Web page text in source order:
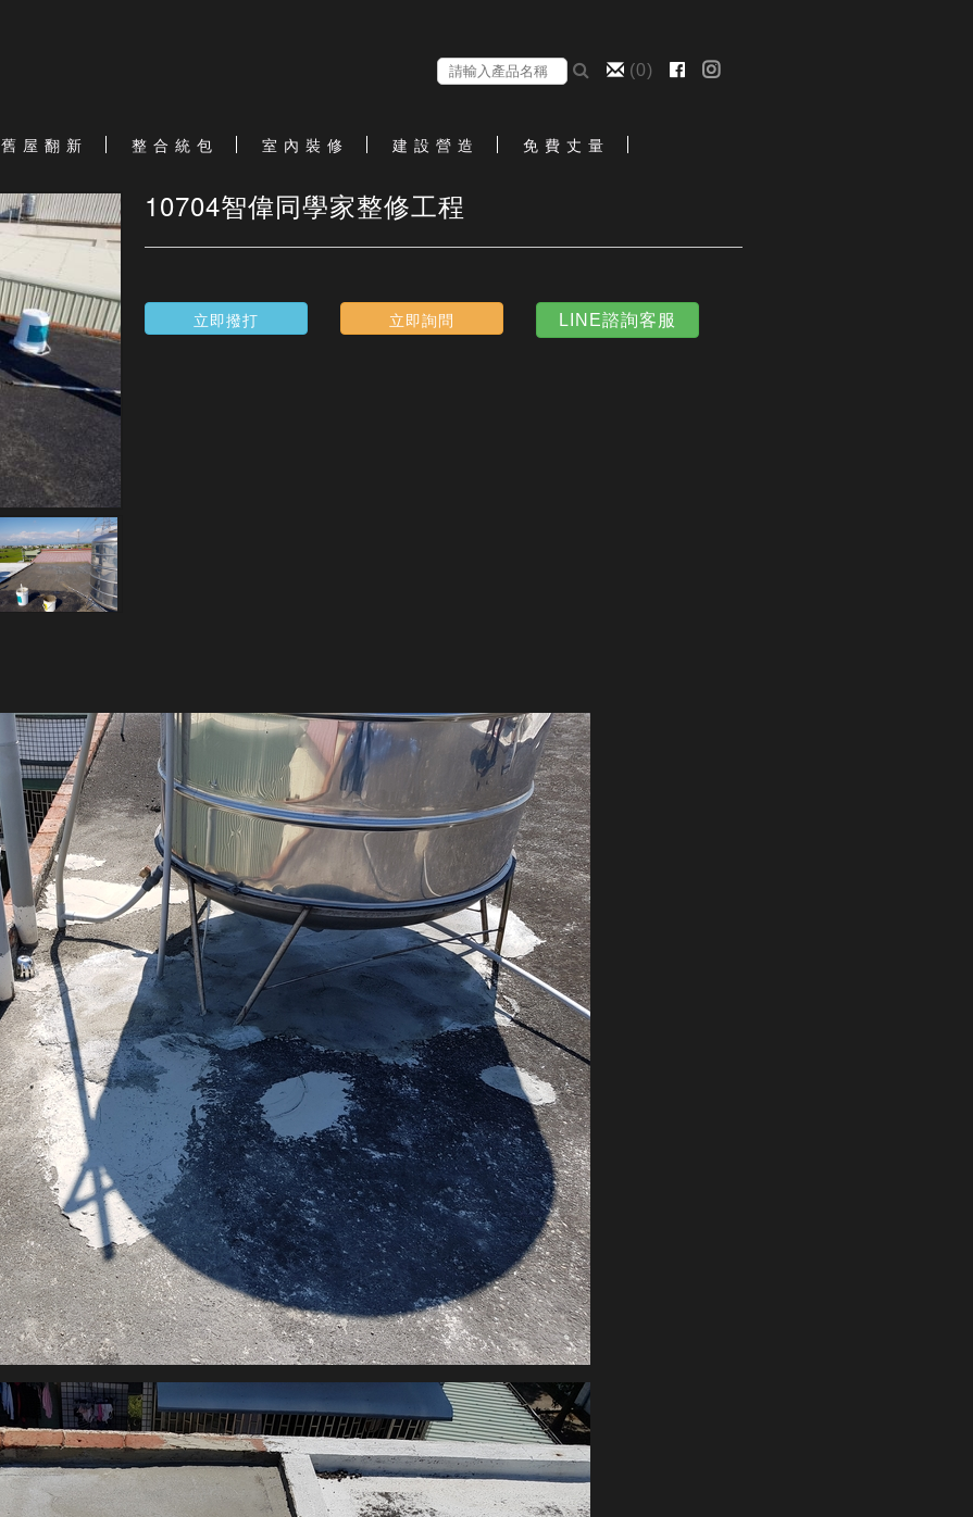
(0)
舊 屋 翻 新 整 合 統 包 室 內 裝 修 建 設 營 造 免 費 丈 量
10704智偉同學家整修工程
立即撥打 立即詢問 LINE諮詢客服